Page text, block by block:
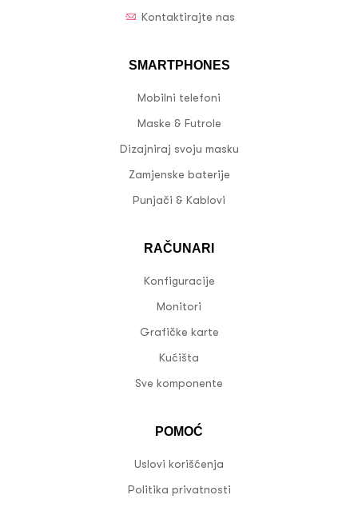
Kontaktirajte nas
SMARTPHONES
Mobilni telefoni
Maske & Futrole
Dizajniraj svoju masku
Zamjenske baterije
Punjači & Kablovi
RAČUNARI
Konfiguracije
Monitori
Grafičke karte
Kućišta
Sve komponente
POMOĆ
Uslovi korišćenja
Politika privatnosti